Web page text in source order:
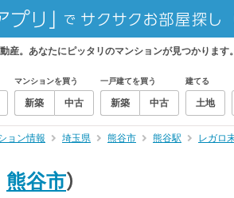
産。あなたにピッタリのマンションが見つかります。
マンションを買う
新築 中古
一戸建てを買う
新築 中古
建てる
土地
ョン情報 埼玉県 熊谷市 熊谷駅 レガロ
熊谷市）